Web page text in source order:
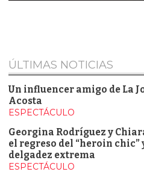
ÚLTIMAS NOTICIAS
Un influencer amigo de La
Acosta
ESPECTÁCULO
Georgina Rodríguez y
el regreso del “heroin chic”
delgadez extrema
ESPECTÁCULO